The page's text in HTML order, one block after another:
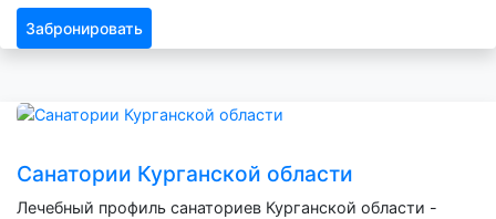
Забронировать
Санатории Курганской области
Лечебный профиль санаториев Курганской области -